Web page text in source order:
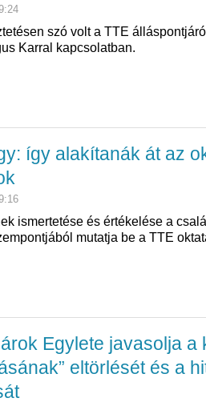
szó volt a TTE
Karral kapcsolatban.
így alakítanák át az
ismertetése és értékelése a
mutatja be a TTE
Egylete javasolja a
eltörlését és a